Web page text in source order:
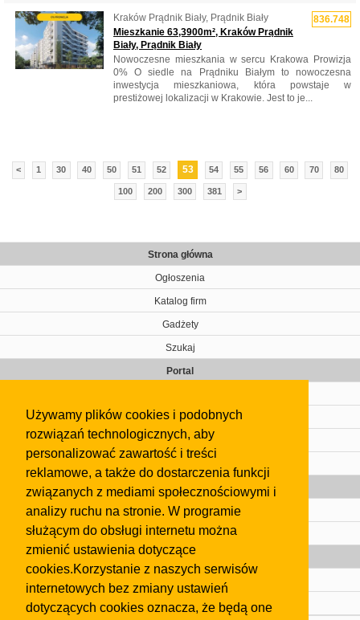
Używamy plików cookies i podobnych
rozwiązań technologicznych, aby
personalizować zawartość i treści
reklamowe, a także do dostarczenia funkcji
związanych z mediami społecznościowymi i
analizy ruchu na stronie. W programie
służącym do obsługi internetu można
zmienić ustawienia dotyczące
cookies.Korzystanie z naszych serwisów
internetowych bez zmiany ustawień
dotyczących cookies oznacza, że będą one
836.748
Kraków Prądnik Biały, Prądnik Biały
Mieszkanie 63,3900m², Kraków Prądnik
Biały, Prądnik Biały
Nowoczesne mieszkania w sercu Krakowa Prowizja
0% O siedle na Prądniku Białym to nowoczesna
inwestycja mieszkaniowa, która powstaje w
prestiżowej lokalizacji w Krakowie. Jest to je...
< 1 30 40 50 51 52 53 54 55 56 60 70 80
100 200 300 381 >
Strona główna
Ogłoszenia
Katalog firm
Gadżety
Szukaj
Portal
Kontakt
Regulamin
Gazeta
Olkusz
Kontakt
Strefa dla biznesu
Biura nieruchomości
Dealerzy i autokomisy